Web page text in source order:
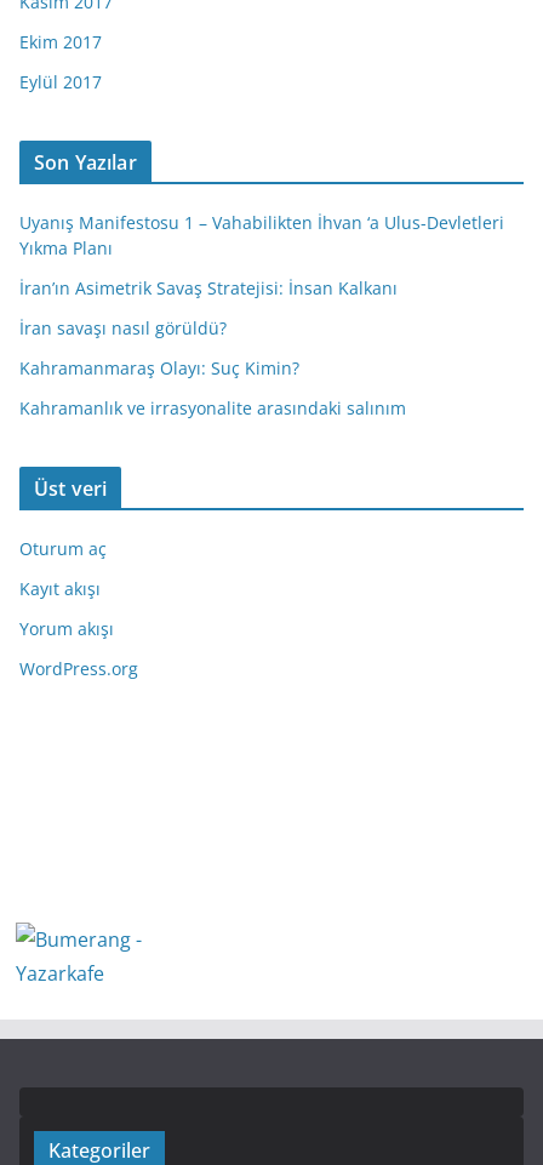
Ekim 2017
Eylül 2017
Son Yazılar
Uyanış Manifestosu 1 – Vahabilikten İhvan ‘a Ulus-Devletleri
Yıkma Planı
İran’ın Asimetrik Savaş Stratejisi: İnsan Kalkanı
İran savaşı nasıl görüldü?
Kahramanmaraş Olayı: Suç Kimin?
Kahramanlık ve irrasyonalite arasındaki salınım
Üst veri
Oturum aç
Kayıt akışı
Yorum akışı
WordPress.org
Kategoriler